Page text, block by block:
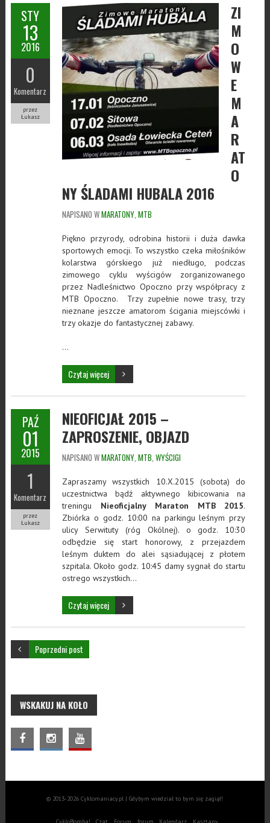
STY
13
2016
0
Komentarz
przez
Łukasz
ZI
M
O
W
E
M
A
R
AT
O
NY ŚLADAMI HUBALA 2016
NAPISANO WMARATONY, MTB
Piękno przyrody, odrobina historii i duża dawka
sportowych emocji. To wszystko czeka miłośników
kolarstwa górskiego już niedługo, podczas
zimowego cyklu wyścigów zorganizowanego
przez Nadleśnictwo Opoczno przy współpracy z
MTB Opoczno. Trzy zupełnie nowe trasy, trzy
nieznane jeszcze amatorom ścigania miejscówki i
trzy okazje do fantastycznej zabawy.
…
Czytaj więcej
PAŹ
01
2015
1
Komentarz
przez
Łukasz
NIEOFICJAŁ 2015 –
ZAPROSZENIE, OBJAZD
NAPISANO WMARATONY, MTB WYŚCIGI
Zapraszamy wszystkich 10.X.2015 (sobota) do
uczestnictwa bądź aktywnego kibicowania na
treningu Nieoficjalny Maraton MTB 2015.
Zbiórka o godz. 10:00 na parkingu leśnym przy
ulicy Serwituty (róg Okólnej). o godz. 10:30
odbędzie się start honorowy, z przejazdem
leśnym duktem do alei sąsiadującej z płotem
szpitala. Około godz. 10:45 damy sygnał do startu
ostrego wszystkich…
Czytaj więcej
Poprzedni post
WSKAKUJ NA KOŁO
© 2013-2026 Cyklomaniacy.pl | Gdybym wiedział to bym się zagiął!
CykloBomba! Czat Forum forum Kalendarz Kasztany